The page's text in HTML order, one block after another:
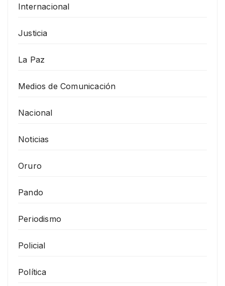
Internacional
Justicia
La Paz
Medios de Comunicación
Nacional
Noticias
Oruro
Pando
Periodismo
Policial
Política